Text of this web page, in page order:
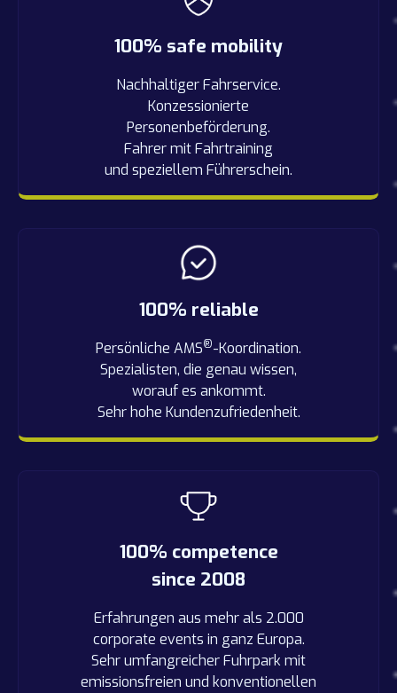
100% safe mobility
Nachhaltiger Fahrservice.
Konzessionierte
Personenbeförderung.
Fahrer mit Fahrtraining
und speziellem Führerschein.
100% reliable
Persönliche AMS®-Koordination.
Spezialisten, die genau wissen,
worauf es ankommt.
Sehr hohe Kundenzufriedenheit.
100% competence
since 2008
Erfahrungen aus mehr als 2.000
corporate events in ganz Europa.
Sehr umfangreicher Fuhrpark mit
emissionsfreien und konventionellen